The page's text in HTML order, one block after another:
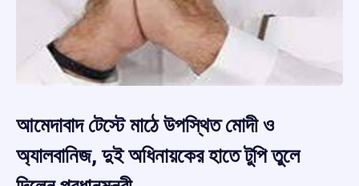
আমেদাবাদ টেস্টে মাঠে উপস্থিত মোদী ও
অ্যালবানিজ, দুই অধিনায়কের হাতে টুপি তুলে